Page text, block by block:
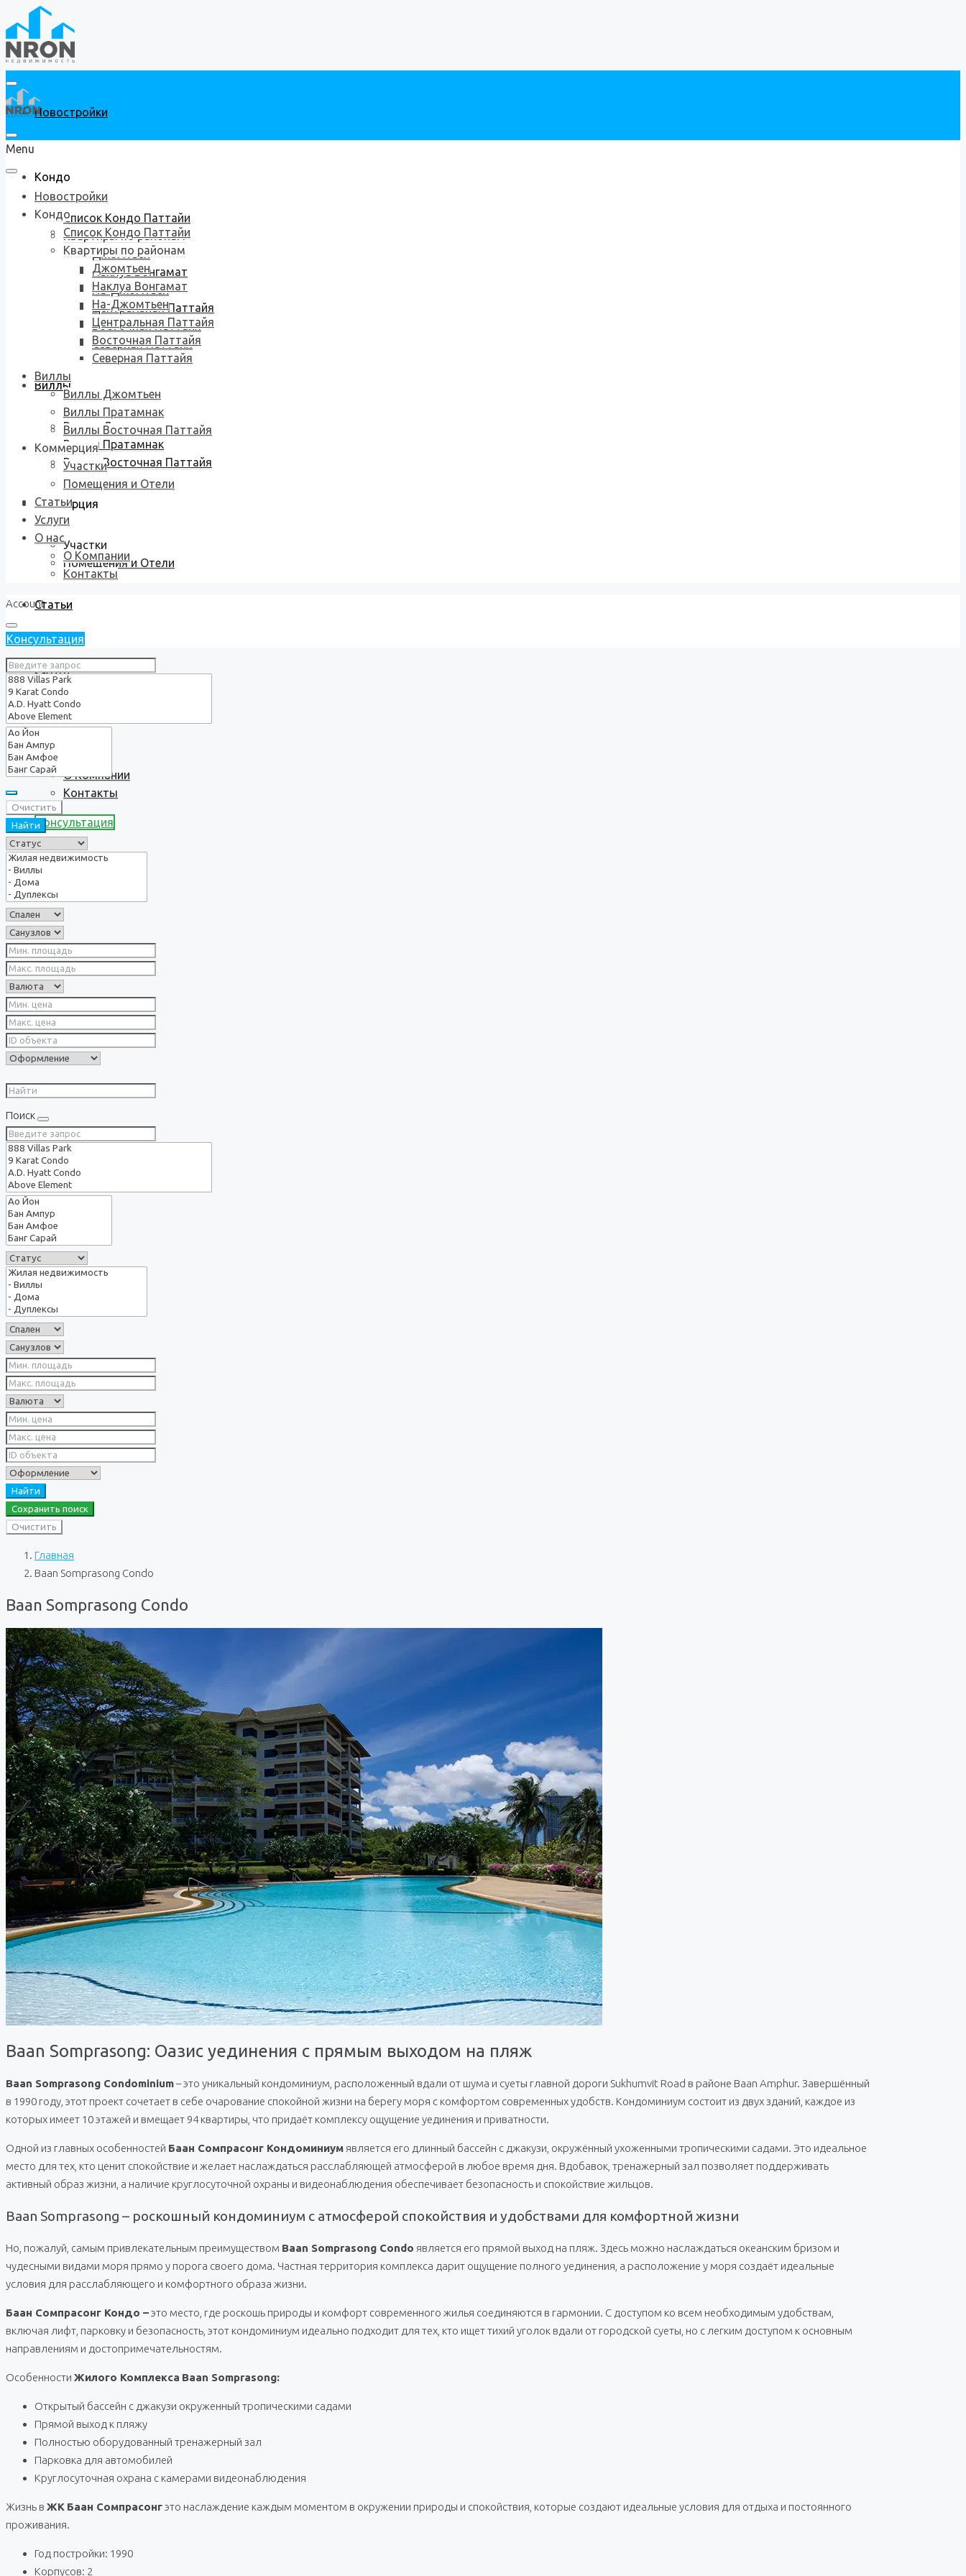
Новостройки
Кондо
Список Кондо Паттайи
Квартиры по районам
Джомтьен
Наклуа Вонгамат
На-Джомтьен
Центральная Паттайя
Восточная Паттайя
Северная Паттайя
Виллы
Виллы Джомтьен
Виллы Пратамнак
Виллы Восточная Паттайя
Коммерция
Участки
Помещения и Отели
Статьи
Услуги
О нас
О Компании
Контакты
Консультация
Menu
Новостройки
Кондо
Список Кондо Паттайи
Квартиры по районам
Джомтьен
Наклуа Вонгамат
На-Джомтьен
Центральная Паттайя
Восточная Паттайя
Северная Паттайя
Виллы
Виллы Джомтьен
Виллы Пратамнак
Виллы Восточная Паттайя
Коммерция
Участки
Помещения и Отели
Статьи
Услуги
О нас
О Компании
Контакты
Account
Консультация
Очистить
Найти
Поиск
Найти
Сохранить поиск
Очистить
Главная
Baan Somprasong Condo
Baan Somprasong Condo
Baan Somprasong: Оазис уединения с прямым выходом на пляж
Baan Somprasong Condominium– это уникальный кондоминиум, расположенный вдали от шума и суеты главной дороги Sukhumvit Road в районе Baan Amphur. Завершённый
в 1990 году, этот проект сочетает в себе очарование спокойной жизни на берегу моря с комфортом современных удобств. Кондоминиум состоит из двух зданий, каждое из
которых имеет 10 этажей и вмещает 94 квартиры, что придаёт комплексу ощущение уединения и приватности.
Одной из главных особенностей Баан Сомпрасонг Кондоминиум является его длинный бассейн с джакузи, окружённый ухоженными тропическими садами. Это идеальное
место для тех, кто ценит спокойствие и желает наслаждаться расслабляющей атмосферой в любое время дня. Вдобавок, тренажерный зал позволяет поддерживать
активный образ жизни, а наличие круглосуточной охраны и видеонаблюдения обеспечивает безопасность и спокойствие жильцов.
Baan Somprasong – роскошный кондоминиум с атмосферой спокойствия и удобствами для комфортной жизни
Но, пожалуй, самым привлекательным преимуществом Baan Somprasong Condo является его прямой выход на пляж. Здесь можно наслаждаться океанским бризом и
чудесными видами моря прямо у порога своего дома. Частная территория комплекса дарит ощущение полного уединения, а расположение у моря создаёт идеальные
условия для расслабляющего и комфортного образа жизни.
Баан Сомпрасонг Кондо –это место, где роскошь природы и комфорт современного жилья соединяются в гармонии. С доступом ко всем необходимым удобствам,
включая лифт, парковку и безопасность, этот кондоминиум идеально подходит для тех, кто ищет тихий уголок вдали от городской суеты, но с легким доступом к основным
направлениям и достопримечательностям.
Особенности Жилого Комплекса Baan Somprasong:
Открытый бассейн с джакузи окруженный тропическими садами
Прямой выход к пляжу
Полностью оборудованный тренажерный зал
Парковка для автомобилей
Круглосуточная охрана с камерами видеонаблюдения
Жизнь в ЖК Баан Сомпрасонгэто наслаждение каждым моментом в окружении природы и спокойствия, которые создают идеальные условия для отдыха и постоянного
проживания.
Год постройки: 1990
Корпусов: 2